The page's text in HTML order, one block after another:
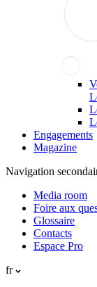
Engagements
Magazine
Navigation
Media room
Foire aux
Glossaire
Contacts
Espace Pro
fr